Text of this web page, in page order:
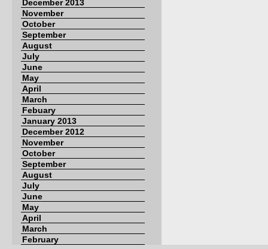
December 2013
November
October
September
August
July
June
May
April
March
Febuary
January 2013
December 2012
November
October
September
August
July
June
May
April
March
February